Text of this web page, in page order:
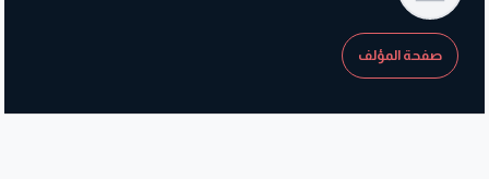
صفحة المؤلف